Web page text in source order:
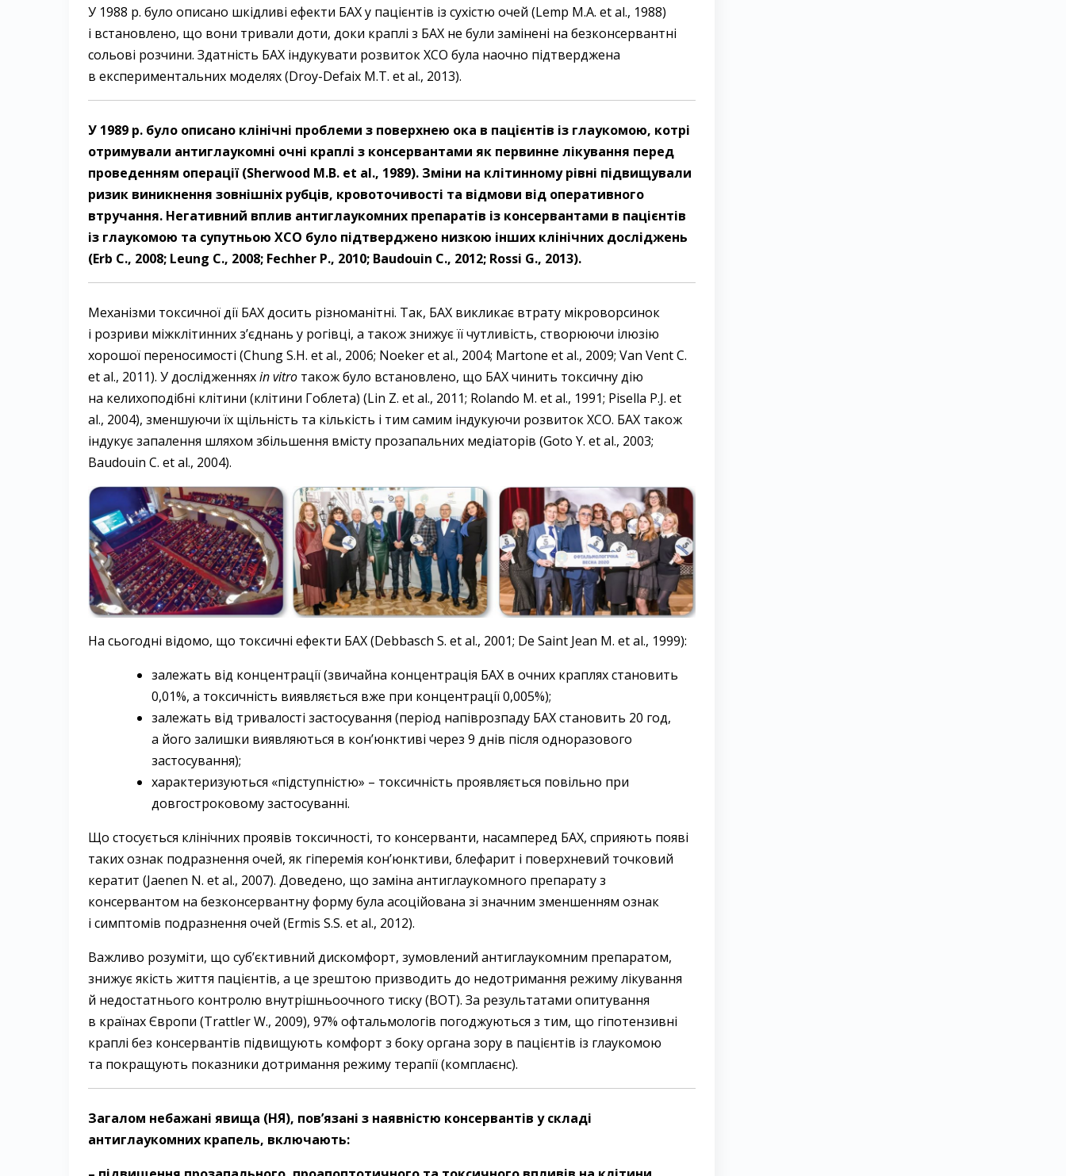
У 1988 р. було описано шкідливі ефекти БАХ у пацієнтів із сухістю очей (Lemp M.A. et al., 1988)
і встановлено, що вони тривали доти, доки краплі з БАХ не були замінені на безконсервантні
сольові розчини. Здатність БАХ індукувати розвиток ХСО була наочно підтверджена
в експериментальних моделях (Droy-Defaix M.T. et al., 2013).
У 1989 р. було описано клінічні проблеми з поверхнею ока в пацієнтів із глаукомою, котрі
отримували антиглаукомні очні краплі з консервантами як первинне лікування перед
проведенням операції (Sherwood M.B. et al., 1989). Зміни на клітинному рівні підвищували
ризик виникнення зовнішніх рубців, кровоточивості та відмови від оперативного
втручання. Негативний вплив антиглаукомних препаратів із консервантами в пацієнтів
із глаукомою та супутньою ХСО було підтверджено низкою інших клінічних досліджень
(Erb C., 2008; Leung C., 2008; Fechher P., 2010; Baudouin С., 2012; Rossi G., 2013).
Механізми токсичної дії БАХ досить різноманітні. Так, БАХ викликає втрату мікроворсинок
і розриви міжклітинних з’єднань у рогівці, а також знижує її чутливість, створюючи ілюзію
хорошої переносимості (Chung S.H. et al., 2006; Noeker et al., 2004; Martone et al., 2009; Van Vent C.
et al., 2011). У дослідженняхіn vitro також було встановлено, що БАХ чинить токсичну дію
на келихоподібні клітини (клітини Гоблета) (Lin Z. et al., 2011; Rolando M. et al., 1991; Pisella P.J. et
al., 2004), зменшуючи їх щільність та кількість і тим самим індукуючи розвиток ХСО. БАХ також
індукує запалення шляхом збільшення вмісту прозапальних медіаторів (Goto Y. et al., 2003;
Baudouin C. et al., 2004).
На сьогодні відомо, що токсичні ефекти БАХ (Debbasch S. et al., 2001; De Saint Jean M. et al., 1999):
залежать від концентрації (звичайна концентрація БАХ в очних краплях становить
0,01%, а токсичність виявляється вже при концентрації 0,005%);
залежать від тривалості застосування (період напіврозпаду БАХ становить 20 год,
а його залишки виявляються в кон’юнктиві через 9 днів після одноразового
застосування);
характеризуються «підступністю» – токсичність проявляється повільно при
довгостроковому застосуванні.
Що стосується клінічних проявів токсичності, то консерванти, насамперед БАХ, сприяють появі
таких ознак подразнення очей, як гіперемія кон’юнктиви, блефарит і поверхневий точковий
кератит (Jaenen N. et al., 2007). Доведено, що заміна антиглаукомного препарату з
консервантом на безконсервантну форму була асоційована зі значним зменшенням ознак
і симптомів подразнення очей (Ermis S.S. et al., 2012).
Важливо розуміти, що суб’єктивний дискомфорт, зумовлений антиглаукомним препаратом,
знижує якість життя пацієнтів, а це зрештою призводить до недотримання режиму лікування
й недостатнього контролю внутрішньоочного тиску (ВОТ). За результатами опитування
в країнах Європи (Trattler W., 2009), 97% офтальмологів погоджуються з тим, що гіпотензивні
краплі без консервантів підвищують комфорт з боку органа зору в пацієнтів із глаукомою
та покращують показники дотримання режиму терапії (комплаєнс).
Загалом небажані явища (НЯ), пов’язані з наявністю консервантів у складі
антиглаукомних крапель, включають: